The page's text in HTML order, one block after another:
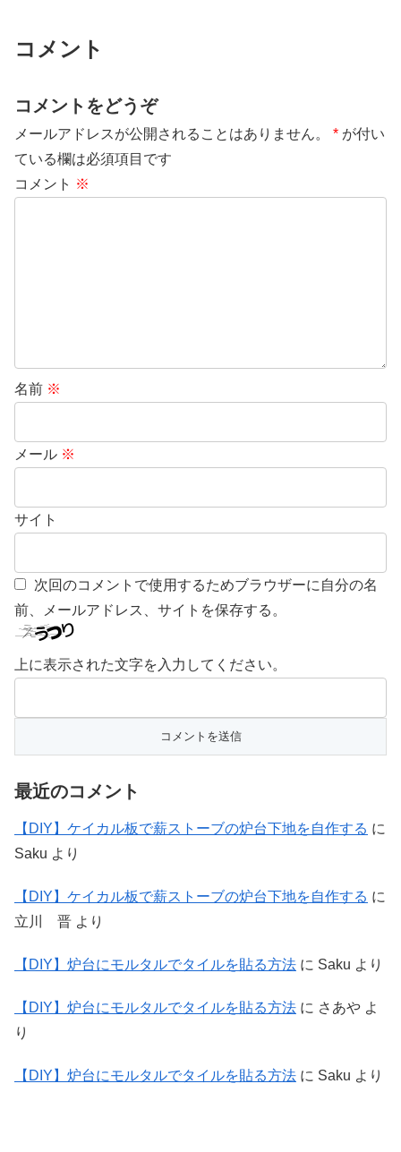
コメント
コメントをどうぞ
メールアドレスが公開されることはありません。 * が付い
ている欄は必須項目です
コメント ※
名前 ※
メール ※
サイト
次回のコメントで使用するためブラウザーに自分の名
前、メールアドレス、サイトを保存する。
上に表示された文字を入力してください。
最近のコメント
【DIY】ケイカル板で薪ストーブの炉台下地を自作する に
Saku より
【DIY】ケイカル板で薪ストーブの炉台下地を自作する に
立川 晋 より
【DIY】炉台にモルタルでタイルを貼る方法 に Saku より
【DIY】炉台にモルタルでタイルを貼る方法 に さあや よ
り
【DIY】炉台にモルタルでタイルを貼る方法 に Saku より